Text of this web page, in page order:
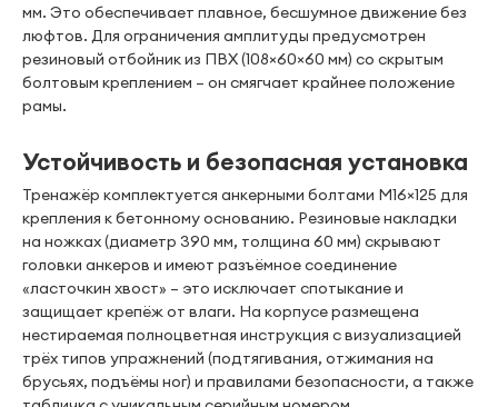
мм. Это обеспечивает плавное, бесшумное движение без
люфтов. Для ограничения амплитуды предусмотрен
резиновый отбойник из ПВХ (108×60×60 мм) со скрытым
болтовым креплением – он смягчает крайнее положение
рамы.
Устойчивость и безопасная установка
Тренажёр комплектуется анкерными болтами М16×125 для
крепления к бетонному основанию. Резиновые накладки
на ножках (диаметр 390 мм, толщина 60 мм) скрывают
головки анкеров и имеют разъёмное соединение
«ласточкин хвост» – это исключает спотыкание и
защищает крепёж от влаги. На корпусе размещена
нестираемая полноцветная инструкция с визуализацией
трёх типов упражнений (подтягивания, отжимания на
брусьях, подъёмы ног) и правилами безопасности, а также